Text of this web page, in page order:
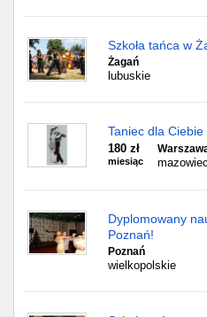
Szkoła tańca w
Żagań
lubuskie
Taniec dla Ciebie
180 zł
miesiąc
Dyplomowany
Poznań!
Poznań
wielkopolskie